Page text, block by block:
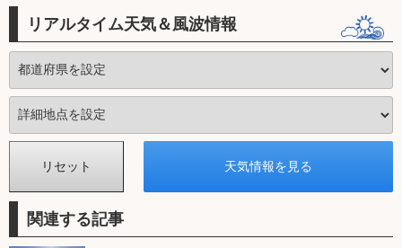
リアルタイム天気＆風波情報
関連する記事